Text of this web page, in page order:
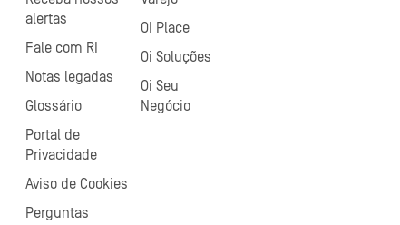
alertas
Fale com RI
Notas legadas
Glossário
Portal de
Privacidade
Aviso de Cookies
Perguntas
OI Place
Oi Soluções
Oi Seu
Negócio